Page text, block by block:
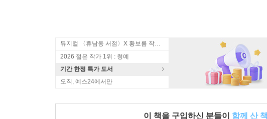
뮤지컬 〈휴남동 서점〉X 황보름 작가 북토크
2026 젊은 작가 1위 : 청예
기간 한정 특가 도서
오직, 예스24에서만
이 책을 구입하신 분들이 함께 산 책